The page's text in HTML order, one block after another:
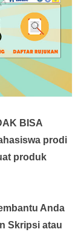
BISA
prodi
produk
Anda
Skripsi atau